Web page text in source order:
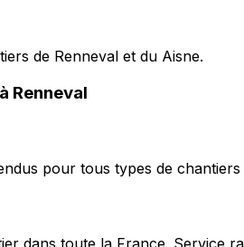
de Renneval et du Aisne.
Renneval
pour tous types de
dans toute la France. Service